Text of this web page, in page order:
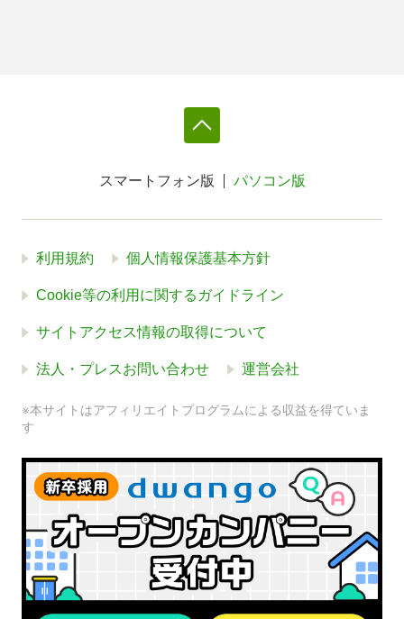
スマートフォン版 パソコン版
利用規約 個人情報保護基本方針
Cookie等の利用に関するガイドライン
サイトアクセス情報の取得について
法人・プレスお問い合わせ 運営会社
※本サイトはアフィリエイトプログラムによる収益を得ていま
す